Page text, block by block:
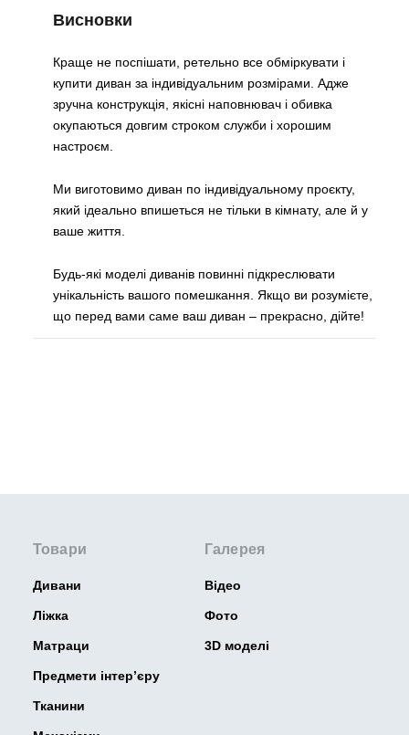
Висновки
Краще не поспішати, ретельно все обміркувати і
купити диван за індивідуальним розмірами. Адже
зручна конструкція, якісні наповнювач і обивка
окупаються довгим строком служби і хорошим
настроєм.
Ми виготовимо диван по індивідуальному проєкту,
який ідеально впишеться не тільки в кімнату, але й у
ваше життя.
Будь-які моделі диванів повинні підкреслювати
унікальність вашого помешкання. Якщо ви розумієте,
що перед вами саме ваш диван – прекрасно, дійте!
Товари
Дивани
Ліжка
Матраци
Предмети інтер’єру
Тканини
Галерея
Відео
Фото
3D моделі